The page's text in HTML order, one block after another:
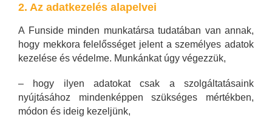
2. Az adatkezelés alapelvei
A Funside minden munkatársa tudatában van annak,
hogy mekkora felelősséget jelent a személyes adatok
kezelése és védelme. Munkánkat úgy végezzük,
– hogy ilyen adatokat csak a szolgáltatásaink
nyújtásához mindenképpen szükséges mértékben,
módon és ideig kezeljünk,